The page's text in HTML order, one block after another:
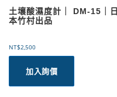
土壤酸濕度計｜ DM-15｜日
本竹村出品
NT$2,500
加入詢價